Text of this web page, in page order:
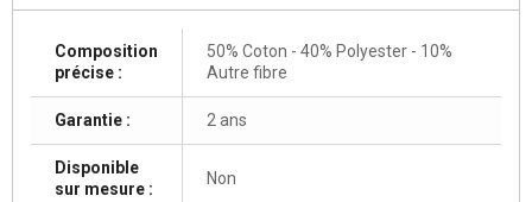
Composition
précise :
50% Coton - 40% Polyester - 10%
Autre fibre
Garantie : 2 ans
Disponible
sur mesure :
Non